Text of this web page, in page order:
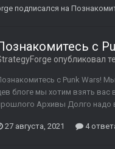
подписался на
с
опубликовал
с Punk Wars!
блоге мы хотим взять вас
Архивы Долго надо
27 августа, 2021 4